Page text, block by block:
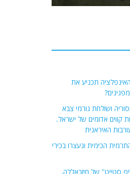
תכניע את
ושולחת גורמי צבא
אדומים של ישראל.
האיראנית
הכימית ונעצרו בכירי
סטייט" של חיזבאללה.